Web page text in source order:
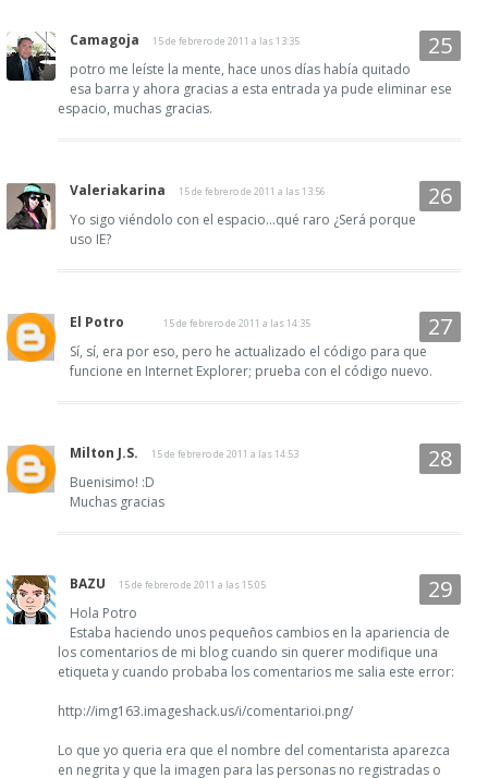
Camagoja 15 de febrero de 2011 a las 13:35
potro me leíste la mente, hace unos días había quitado
esa barra y ahora gracias a esta entrada ya pude eliminar ese
espacio, muchas gracias.
Valeriakarina 15 de febrero de 2011 a las 13:56
Yo sigo viéndolo con el espacio...qué raro ¿Será porque
uso IE?
El Potro 15 de febrero de 2011 a las 14:35
Sí, sí, era por eso, pero he actualizado el código para que
funcione en Internet Explorer; prueba con el código nuevo.
Milton J.S. 15 de febrero de 2011 a las 14:53
Buenisimo! :D
Muchas gracias
BAZU 15 de febrero de 2011 a las 15:05
Hola Potro
Estaba haciendo unos pequeños cambios en la apariencia de
los comentarios de mi blog cuando sin querer modifique una
etiqueta y cuando probaba los comentarios me salia este error:
http://img163.imageshack.us/i/comentarioi.png/
Lo que yo queria era que el nombre del comentarista aparezca
en negrita y que la imagen para las personas no registradas o